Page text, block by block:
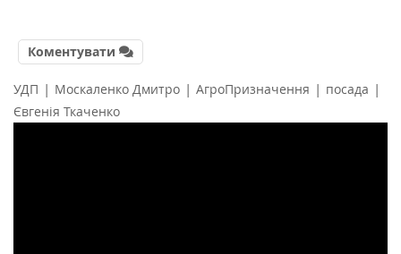
Коментувати
УДП | Москаленко Дмитро | АгроПризначення | посада |
Євгенія Ткаченко